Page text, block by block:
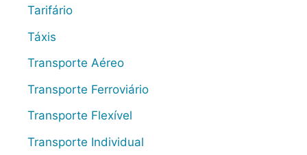
Tarifário
Táxis
Transporte Aéreo
Transporte Ferroviário
Transporte Flexível
Transporte Individual